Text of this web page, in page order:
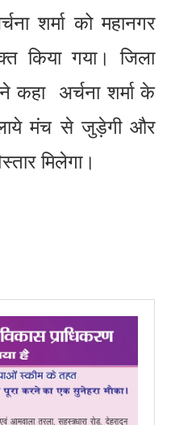
शर्मा को महानगर
किया गया। जिला
कहा अर्चना शर्मा के
मंच से जुड़ेगी और
मिलेगा।